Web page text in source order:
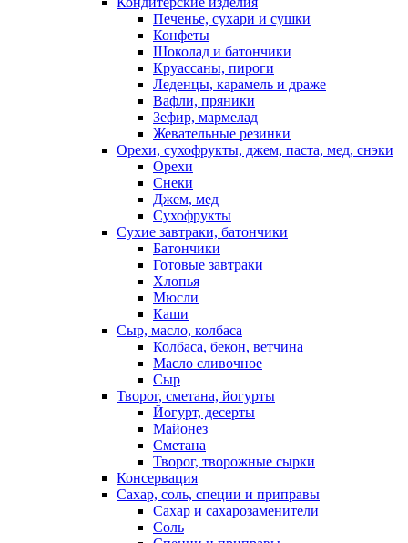
Печенье, сухари и сушки
Конфеты
Шоколад и батончики
Круассаны, пироги
Леденцы, карамель и драже
Вафли, пряники
Зефир, мармелад
Жевательные резинки
Орехи, сухофрукты, джем, паста, мед, снэки
Орехи
Снеки
Джем, мед
Сухофрукты
Сухие завтраки, батончики
Батончики
Готовые завтраки
Хлопья
Мюсли
Каши
Сыр, масло, колбаса
Колбаса, бекон, ветчина
Масло сливочное
Сыр
Творог, сметана, йогурты
Йогурт, десерты
Майонез
Сметана
Творог, творожные сырки
Консервация
Сахар, соль, специи и приправы
Сахар и сахарозаменители
Соль